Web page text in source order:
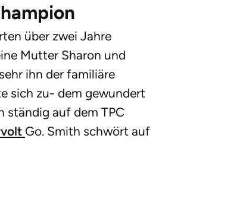
über zwei Jahre
Mutter Sharon und
ihn der familiäre
sich zu- dem gewundert
ständig auf dem TPC
Go. Smith schwört auf